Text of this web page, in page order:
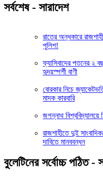
সর্বশেষ - সারাদেশ
রাতের অন্ধকারে
পুলিশ!
ফ্যাসিবাদের পতনের ২
হৃদয়স্পর্শী বাণী
বোরকার নিচে
মাদক কারবারি
জগন্নাথ
রাজশাহীতে দুই
দাবিতে মানববন্ধন
বুলেটিনের সর্বোচ্চ পঠিত -